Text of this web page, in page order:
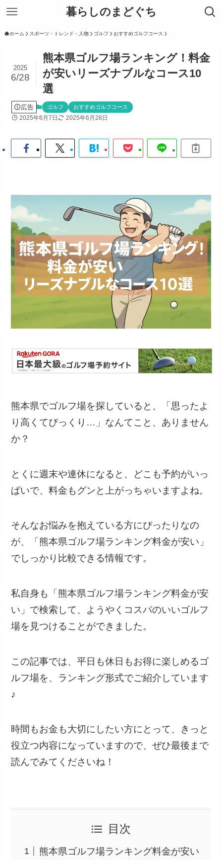
暮らしのまどぐち
ホーム スポーツ・トレンド・人物 ゴルフ おすすめゴルフコース
熊本県ゴルフ場ランキング！料金
が安いリーズナブルなコース10
選
2025
6/28
広告 ゴルフ おすすめゴルフコース
2025年6月7日 2025年6月28日
熊本県でゴルフ場を探していると、「思ったよ
り高くてびっくり…」なんてこと、ありません
か？
とくに週末や連休になると、どこも予約がいっ
ぱいで、料金もグンと上がっちゃいますよね。
そんなお悩みを抱えている方にぴったりなの
が、「熊本県ゴルフ場ランキング料金が安い」
でしっかり比較できる情報です。
私自身も「熊本県ゴルフ場ランキング料金が安
い」で検索して、ようやくコスパのいいゴルフ
場を見つけることができました。
この記事では、平日も休日もお得に楽しめるゴ
ルフ場を、ランキング形式でご紹介しています
♪
時間もお金も大切にしたい方にとって、きっと
役立つ内容になっていますので、ぜひ最後まで
読んでみてくださいね！
目次
熊本県ゴルフ場ランキング料金が安い